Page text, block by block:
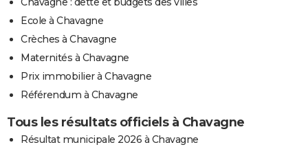
Ecole à Chavagne
Crèches à Chavagne
Maternités à Chavagne
Prix immobilier à Chavagne
Référendum à Chavagne
Tous les résultats officiels à Chavagne
Résultat municipale 2026 à Chavagne